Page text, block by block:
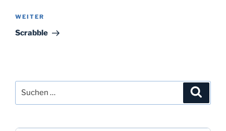
Nächster
Beitrag
WEITER
Scrabble
nach: